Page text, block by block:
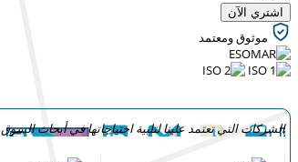
اشتري الآن
موثوق ومعتمد
الشركات التي تعتمد علينا لتلبية احتياجاتها في أبحاث السوق